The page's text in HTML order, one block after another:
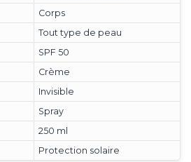
Corps
Tout type de peau
SPF 50
Crème
Invisible
Spray
250 ml
Protection solaire